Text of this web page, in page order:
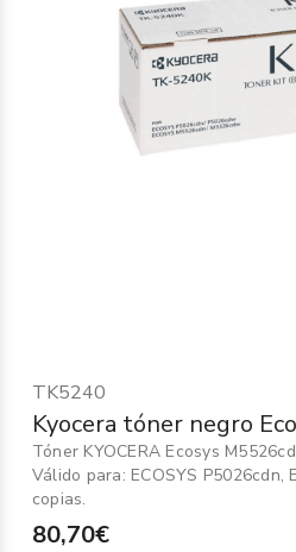
Material oficina
Audiovisuales
Servicios generales
Seguridad
Material Escolar
TK5240
Kyocera tóner negro
Tóner KYOCERA Ecosys
Válido para: ECOSYS P5026cdn,
copias.
80,70€